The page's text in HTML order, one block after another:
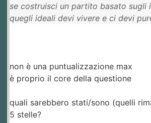
se costruisci un partito basato sugli
quegli ideali devi vivere e ci devi
non è una puntualizzazione max
è proprio il core della questione
quali sarebbero stati/sono (quelli
5 stelle?